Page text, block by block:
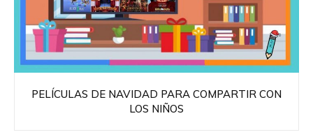
PELÍCULAS DE NAVIDAD PARA COMPARTIR CON
LOS NIÑOS